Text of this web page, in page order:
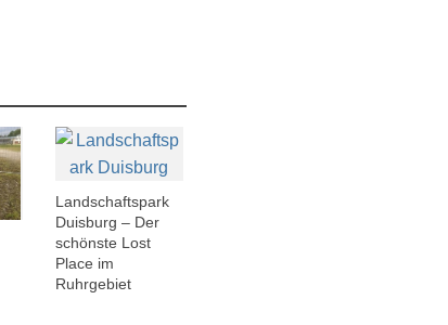
Landschaftspark
Duisburg – Der
schönste Lost
Place im
Ruhrgebiet